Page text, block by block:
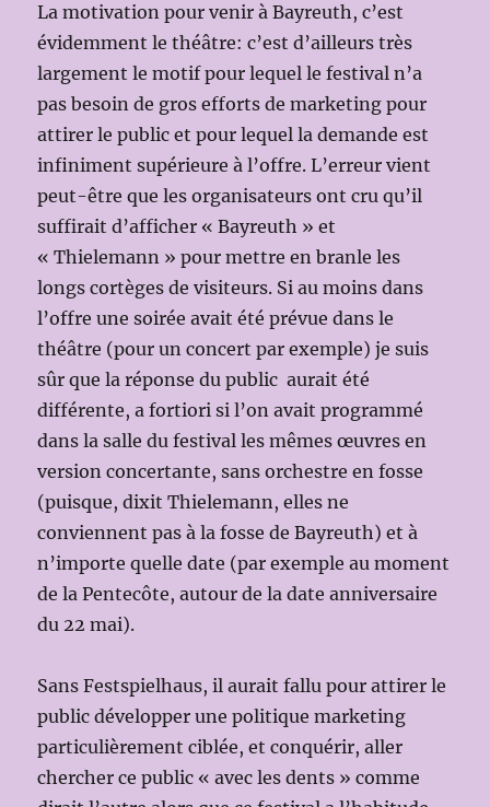
La motivation pour venir à Bayreuth, c’est
évidemment le théâtre: c’est d’ailleurs très
largement le motif pour lequel le festival n’a
pas besoin de gros efforts de marketing pour
attirer le public et pour lequel la demande est
infiniment supérieure à l’offre. L’erreur vient
peut-être que les organisateurs ont cru qu’il
suffirait d’afficher « Bayreuth » et
« Thielemann » pour mettre en branle les
longs cortèges de visiteurs. Si au moins dans
l’offre une soirée avait été prévue dans le
théâtre (pour un concert par exemple) je suis
sûr que la réponse du public aurait été
différente, a fortiori si l’on avait programmé
dans la salle du festival les mêmes œuvres en
version concertante, sans orchestre en fosse
(puisque, dixit Thielemann, elles ne
conviennent pas à la fosse de Bayreuth) et à
n’importe quelle date (par exemple au moment
de la Pentecôte, autour de la date anniversaire
du 22 mai).
Sans Festspielhaus, il aurait fallu pour attirer le
public développer une politique marketing
particulièrement ciblée, et conquérir, aller
chercher ce public « avec les dents » comme